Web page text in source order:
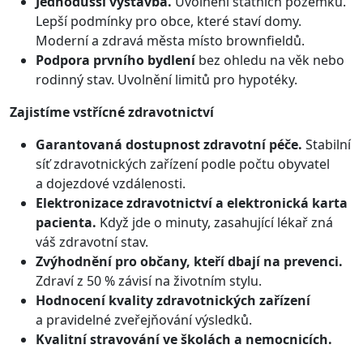
Lepší podmínky pro obce, které staví domy.
Moderní a zdravá města místo brownfieldů.
Podpora prvního bydleníbez ohledu na věk nebo
rodinný stav. Uvolnění limitů pro hypotéky.
Zajistíme vstřícné zdravotnictví
Garantovaná dostupnost zdravotní péče. Stabilní
síť zdravotnických zařízení podle počtu obyvatel
a dojezdové vzdálenosti.
Elektronizace zdravotnictví a elektronická karta
pacienta. Když jde o minuty, zasahující lékař zná
váš zdravotní stav.
Zvýhodnění pro občany, kteří dbají na prevenci.
Zdraví z 50 % závisí na životním stylu.
Hodnocení kvality zdravotnických zařízení
a pravidelné zveřejňování výsledků.
Kvalitní stravování ve školách a nemocnicích.